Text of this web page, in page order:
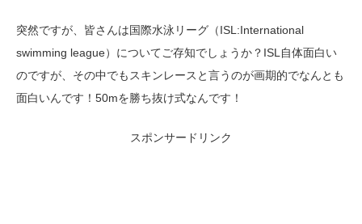
突然ですが、皆さんは国際水泳リーグ（ISL:International
swimming league）についてご存知でしょうか？ISL自体面白い
のですが、その中でもスキンレースと言うのが画期的でなんとも
面白いんです！50mを勝ち抜け式なんです！
スポンサードリンク